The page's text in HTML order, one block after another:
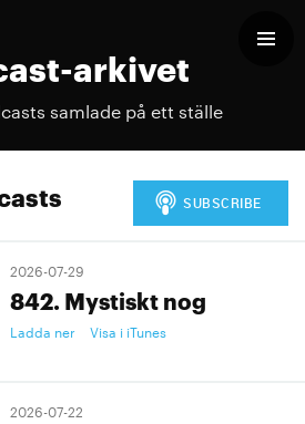
arkivet
samlade på ett ställe
2026-07-29
842. Mystiskt nog
Ladda ner Visa i iTunes
2026-07-22